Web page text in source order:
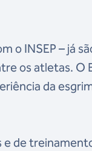
o INSEP – já
os atletas. O
da
e de